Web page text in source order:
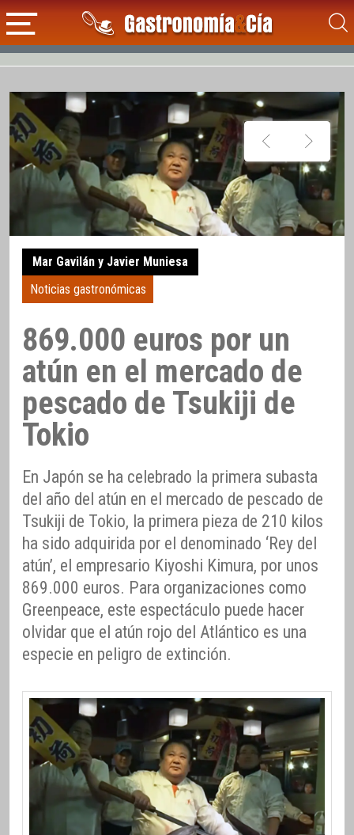
Mar Gavilán y Javier Muniesa
Noticias gastronómicas
869.000 euros por un
atún en el mercado de
pescado de Tsukiji de
Tokio
En Japón se ha celebrado la primera subasta
del año del atún en el mercado de pescado de
Tsukiji de Tokio, la primera pieza de 210 kilos
ha sido adquirida por el denominado ‘Rey del
atún’, el empresario Kiyoshi Kimura, por unos
869.000 euros. Para organizaciones como
Greenpeace, este espectáculo puede hacer
olvidar que el atún rojo del Atlántico es una
especie en peligro de extinción.